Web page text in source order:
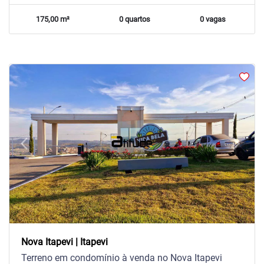
175,00 m² 0 quartos 0 vagas
arrow_back_iosPrevious arrow_forward_iosNext
Nova Itapevi | Itapevi
Terreno em condomínio à venda no Nova Itapevi